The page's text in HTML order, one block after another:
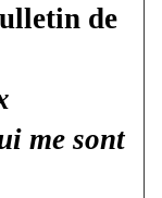
de
me sont